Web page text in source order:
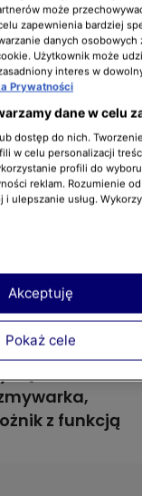
Więcej
w 2.
przeszło
podzielony
kolorów,
do nauki.
się
z
się tu
z funkcją
może
zapewnienia bardziej
danych osobowych
Użytkownik może
interes w
Prywatności
dane w celu
dostęp do nich.
w celu personalizacji
profili do
reklam. Rozumienie
i ulepszanie usług.
Pokaż cele
Akceptuję